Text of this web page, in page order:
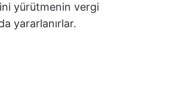
yürütmenin vergi
yararlanırlar.